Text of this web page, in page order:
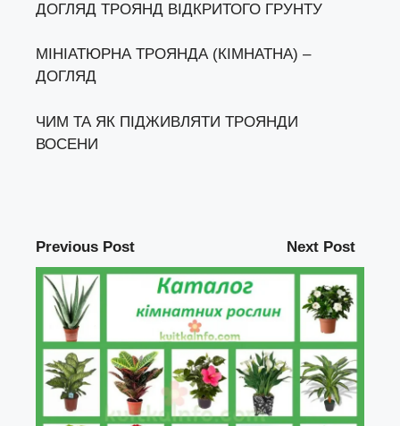
ДОГЛЯД ТРОЯНД ВІДКРИТОГО ГРУНТУ
МІНІАТЮРНА ТРОЯНДА (КІМНАТНА) –
ДОГЛЯД
ЧИМ ТА ЯК ПІДЖИВЛЯТИ ТРОЯНДИ
ВОСЕНИ
Previous Post Next Post